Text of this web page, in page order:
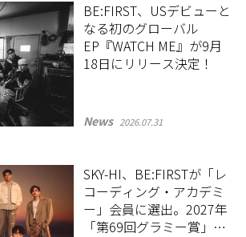
BE:FIRST、USデビューと
なる初のグローバル
EP『WATCH ME』が9月
18日にリリース決定！
News 2026.07.31
SKY-HI、BE:FIRSTが「レ
コーディング・アカデミ
ー」会員に選出。2027年
「第69回グラミー賞」の